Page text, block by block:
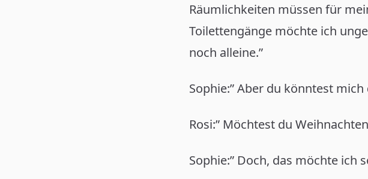
Räumlichkeiten müssen für
Toilettengänge möchte ich
noch alleine.”
Sophie:” Aber du könntest
Rosi:” Möchtest du
Sophie:” Doch, das möchte ich